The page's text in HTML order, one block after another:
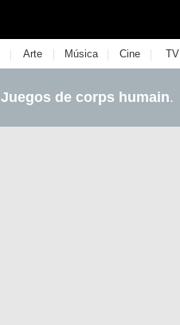
| Arte | Música | Cine | TV
Juegos de corps humain.